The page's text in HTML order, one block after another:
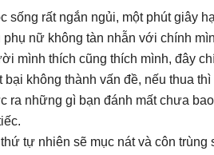
sống rất ngắn ngủi, một phút giây
phụ nữ không tàn nhẫn với chính
mình thích cũng thích mình, đây
bại không thành vấn đề, nếu thua
ra những gì bạn đánh mất chưa
thứ tự nhiên sẽ mục nát và côn